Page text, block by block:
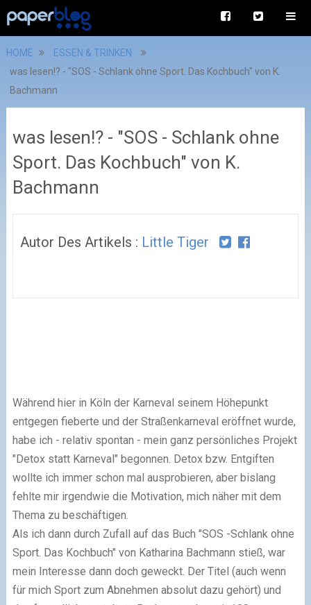
HOME
ESSEN & TRINKEN
was lesen!? - "SOS - Schlank ohne Sport. Das Kochbuch" von K.
Bachmann
was lesen!? - "SOS - Schlank ohne
Sport. Das Kochbuch" von K.
Bachmann
Autor Des Artikels : Little Tiger
Während hier in Köln der Karneval seinem Höhepunkt
entgegen fieberte und der Straßenkarneval eröffnet wurde,
habe ich - relativ spontan - mein ganz persönliches Projekt
"Detox statt Karneval" begonnen. Detox bzw. Entgiften
wollte ich immer schon mal ausprobieren, aber bislang
fehlte mir irgendwie die Motivation, mich näher mit dem
Thema zu beschäftigen.
Als ich dann durch Zufall auf das Buch "SOS -Schlank ohne
Sport. Das Kochbuch" von Katharina Bachmann stieß, war
mein Interesse dann doch geweckt. Der Titel (auch wenn
für mich Sport zum Abnehmen absolut dazu gehört) und